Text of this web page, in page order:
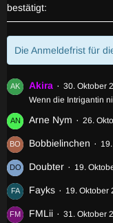
bestätigt:
Die Anmeldefrist für
Akira
30. Oktober
Wenn die Intrigantin
Arne Nym 26.
Bobbielinchen
Doubter 19.
Fayks 19. Oktober
FMLii 31. Oktober